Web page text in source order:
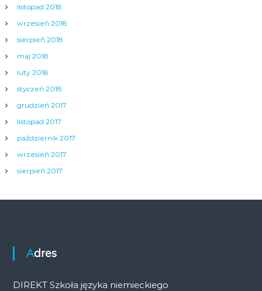
listopad 2018
wrzesień 2018
sierpień 2018
maj 2018
luty 2018
styczeń 2018
grudzień 2017
listopad 2017
październik 2017
wrzesień 2017
sierpień 2017
Adres
DIREKT Szkoła języka niemieckiego